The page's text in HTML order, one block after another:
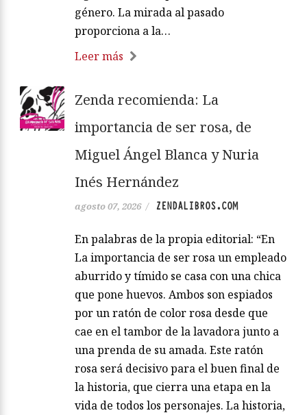
género. La mirada al pasado
proporciona a la…
Leer más
Zenda recomienda: La
importancia de ser rosa, de
Miguel Ángel Blanca y Nuria
Inés Hernández
agosto 07, 2026 / ZENDALIBROS.COM
En palabras de la propia editorial: “En
La importancia de ser rosa un empleado
aburrido y tímido se casa con una chica
que pone huevos. Ambos son espiados
por un ratón de color rosa desde que
cae en el tambor de la lavadora junto a
una prenda de su amada. Este ratón
rosa será decisivo para el buen final de
la historia, que cierra una etapa en la
vida de todos los personajes. La historia,